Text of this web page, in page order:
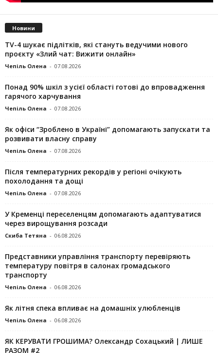
Новини
TV-4 шукає підлітків, які стануть ведучими нового
проєкту «Злий чат: Вижити онлайн»
Чепіль Олена - 07.08.2026
Понад 90% шкіл з усієї області готові до впровадження
гарячого харчування
Чепіль Олена - 07.08.2026
Як офіси “Зроблено в Україні” допомагають запускaти та
розвивати власну справу
Чепіль Олена - 07.08.2026
Після температурних рекордів у регіоні очікують
похолодання та дощі
Чепіль Олена - 07.08.2026
У Кременці переселенцям допомагають адаптуватися
через вирощування розсади
Скиба Тетяна - 06.08.2026
Представники управління транспорту перевіряють
температуру повітря в салонах громадського
транспорту
Чепіль Олена - 06.08.2026
Як літня спека впливає на домашніх улюбленців
Чепіль Олена - 06.08.2026
ЯК КЕРУВАТИ ГРОШИМА? Олександр Сохацький | ЛИШЕ
РАЗОМ #2